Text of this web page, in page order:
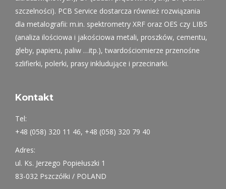
szczelności). PCB Service dostarcza również rozwiązania
dla metalografii: m.in. spektrometry XRF oraz OES czy LIBS
(analiza ilościowa i jakościowa metali, proszków, cementu,
gleby, papieru, paliw …itp.), twardościomierze przenośne
szlifierki, polerki, prasy inkludujące i przecinarki.
Kontakt
Tel:
+48 (058) 320 11 46, +48 (058) 320 79 40
Adres:
ul. Ks. Jerzego Popiełuszki 1
83-032 Pszczółki / POLAND